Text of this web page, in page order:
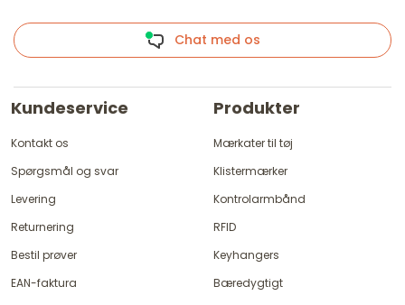
Chat med os
Kundeservice
Kontakt os
Spørgsmål og svar
Levering
Returnering
Bestil prøver
EAN-faktura
Produkter
Mærkater til tøj
Klistermærker
Kontrolarmbånd
RFID
Keyhangers
Bæredygtigt